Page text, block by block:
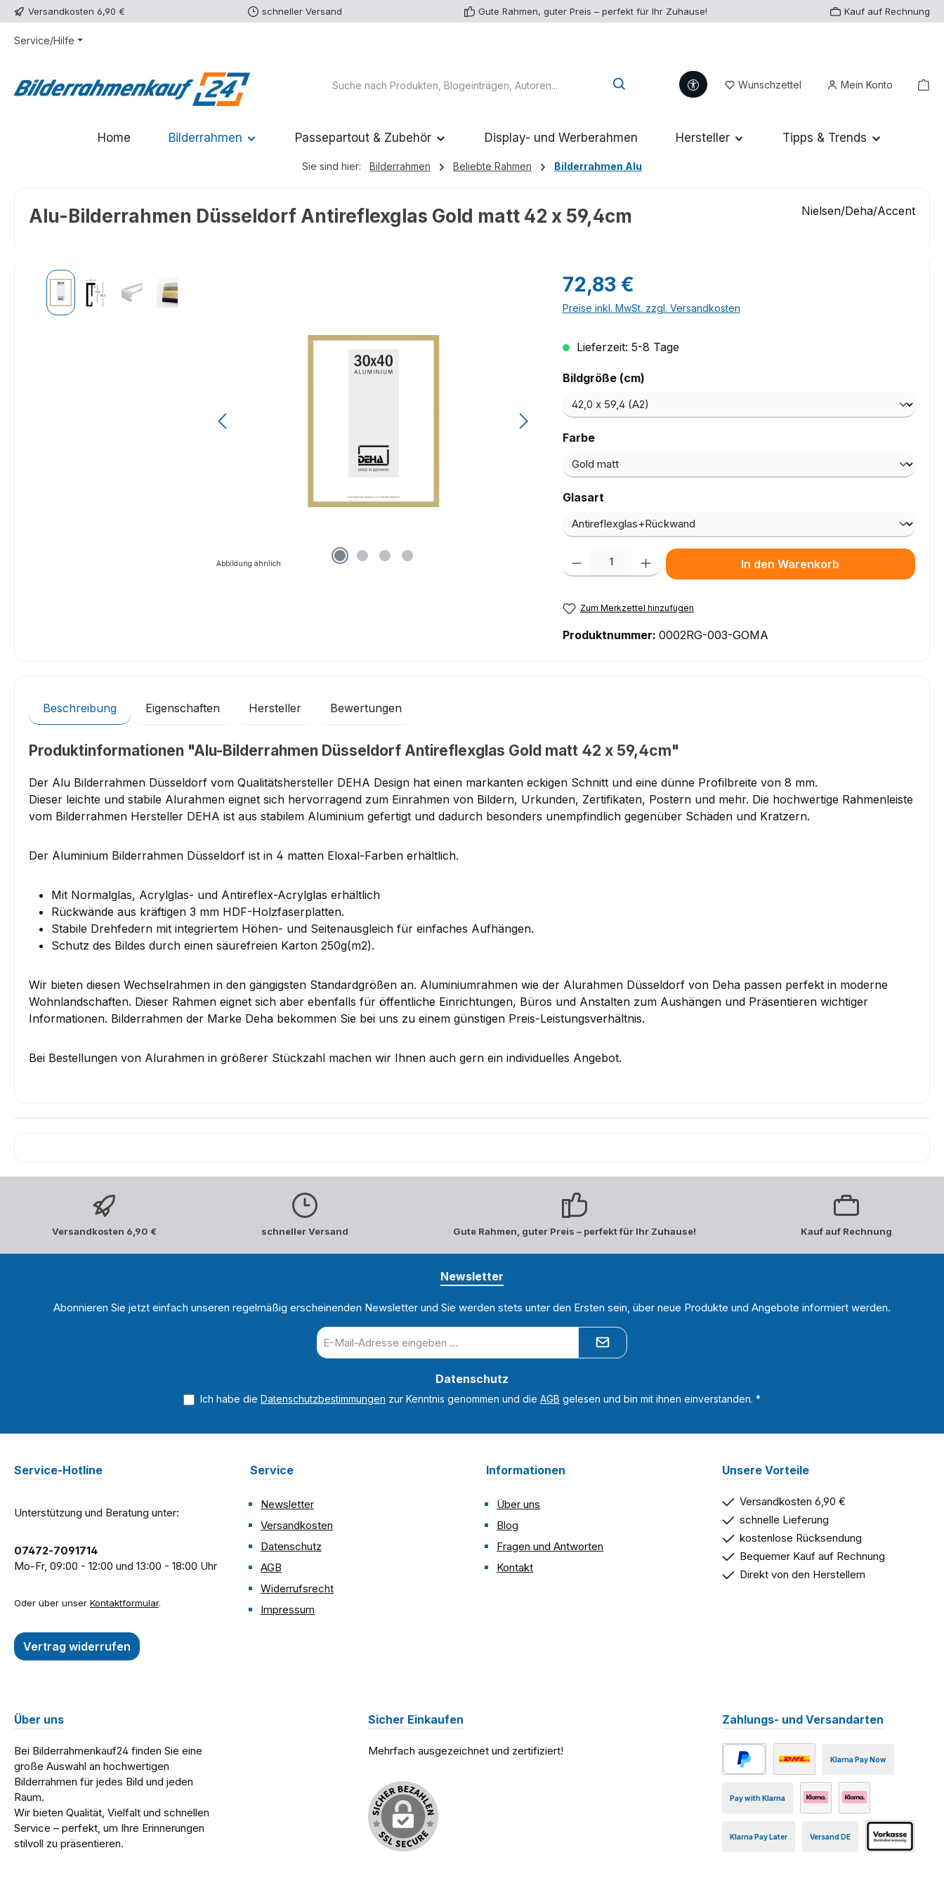
Hauptinhalt springen
Zur Suche springen
Zur Hauptnavigation springen
Versandkosten 6,90 € schneller Versand Gute Rahmen, guter Preis – perfekt für Ihr Zuhause! Kauf auf Rechnung
Service/Hilfe
Werkzeugleiste anzeigen
Wunschzettel Du hast 0 Produkte auf dem
Mein Konto
Home Bilderrahmen Passepartout & Zubehör Display- und Werberahmen Hersteller Tipps & Trends
Sie sind hier: Bilderrahmen Beliebte Rahmen Bilderrahmen Alu
Alu-Bilderrahmen Düsseldorf Antireflexglas Gold matt 42 x 59,4cm Nielsen/Deha/Accent
Abbildung ähnlich
Regulärer Preis:
72,83 €
Preise inkl. MwSt. zzgl. Versandkosten
Lieferzeit: 5-8 Tage
Bildgröße (cm)auswählen
Farbeauswählen
Glasartauswählen
Produkt Anzahl: Gib den gewünschten Wert ein oder benutze die Schaltflächen
In den Warenkorb
Zum Merkzettel hinzufügen
Produktnummer: 0002RG-003-GOMA
Beschreibung Eigenschaften Hersteller Bewertungen
Produktinformationen "Alu-Bilderrahmen Düsseldorf Antireflexglas Gold matt 42 x 59,4cm"
Der Alu Bilderrahmen Düsseldorf vom Qualitätshersteller DEHA Design hat einen markanten eckigen Schnitt und eine dünne Profilbreite von 8 mm.
Dieser leichte und stabile Alurahmen eignet sich hervorragend zum Einrahmen von Bildern, Urkunden, Zertifikaten, Postern und mehr. Die hochwertige Rahmenleiste
vom Bilderrahmen Hersteller DEHA ist aus stabilem Aluminium gefertigt und dadurch besonders unempfindlich gegenüber Schäden und Kratzern.
Der Aluminium Bilderrahmen Düsseldorf ist in 4 matten Eloxal-Farben erhältlich.
Mit Normalglas, Acrylglas- und Antireflex-Acrylglas erhältlich
Rückwände aus kräftigen 3 mm HDF-Holzfaserplatten.
Stabile Drehfedern mit integriertem Höhen- und Seitenausgleich für einfaches Aufhängen.
Schutz des Bildes durch einen säurefreien Karton 250g(m2).
Wir bieten diesen Wechselrahmen in den gängigsten Standardgrößen an. Aluminiumrahmen wie der Alurahmen Düsseldorf von Deha passen perfekt in moderne
Wohnlandschaften. Dieser Rahmen eignet sich aber ebenfalls für öffentliche Einrichtungen, Büros und Anstalten zum Aushängen und Präsentieren wichtiger
Informationen. Bilderrahmen der Marke Deha bekommen Sie bei uns zu einem günstigen Preis-Leistungsverhältnis.
Bei Bestellungen von Alurahmen in größerer Stückzahl machen wir Ihnen auch gern ein individuelles Angebot.
Versandkosten 6,90 € schneller Versand Gute Rahmen, guter Preis – perfekt für Ihr Zuhause! Kauf auf Rechnung
Newsletter
Abonnieren Sie jetzt einfach unseren regelmäßig erscheinenden Newsletter und Sie werden stets unter den Ersten sein, über neue Produkte und Angebote informiert werden.
E-
Mail-
Datenschutz
Ich habe die Datenschutzbestimmungen zur Kenntnis genommen und die AGB gelesen und bin mit ihnen einverstanden. *
Service-Hotline
Unterstützung und Beratung unter:
07472-7091714
Mo-Fr, 09:00 - 12:00 und 13:00 - 18:00 Uhr
Oder über unser Kontaktformular.
Vertrag widerrufen
Service
Newsletter
Versandkosten
Datenschutz
AGB
Widerrufsrecht
Impressum
Informationen
Über uns
Blog
Fragen und Antworten
Kontakt
Unsere Vorteile
Versandkosten 6,90 €
schnelle Lieferung
kostenlose Rücksendung
Bequemer Kauf auf Rechnung
Direkt von den Herstellern
Über uns
Bei Bilderrahmenkauf24 finden Sie eine
große Auswahl an hochwertigen
Bilderrahmen für jedes Bild und jeden
Raum.
Wir bieten Qualität, Vielfalt und schnellen
Service – perfekt, um Ihre Erinnerungen
stilvoll zu präsentieren.
Sicher Einkaufen
Mehrfach ausgezeichnet und zertifiziert!
Zahlungs- und Versandarten
Klarna Pay Now
Pay with Klarna
Klarna Online Bank Transfer
Klarna Credit Card
Klarna Pay Later
Benutzerdefiniertes Bild 1
Versand DE